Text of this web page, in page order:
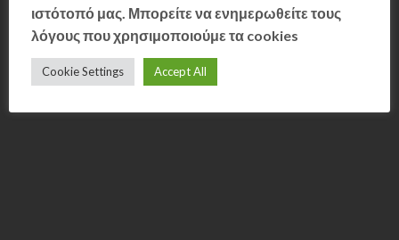
ιστότοπό μας. Μπορείτε να ενημερωθείτε τους
λόγους που χρησιμοποιούμε τα cookies
Cookie Settings Accept All